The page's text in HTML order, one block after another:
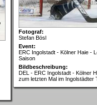
Fotograf:
Stefan Bösl
Event:
ERC Ingolstadt - Kölner Haie -
Saison
Bildbeschreibung:
DEL - ERC Ingolstadt - Kölner
zum letzten Mal im Ingolstädter